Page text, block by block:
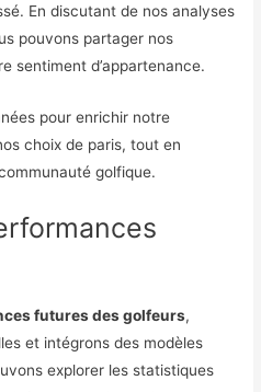
En discutant de nos analyses
pouvons partager nos
sentiment d’appartenance.
pour enrichir notre
choix de paris, tout en
golfique.
futures des golfeurs,
et intégrons des modèles
explorer les statistiques